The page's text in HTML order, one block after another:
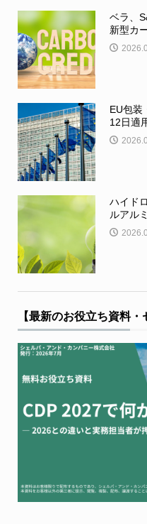
ベラ、
新型カー
EU包装
12日適
ハイド
ルアル
【最新のお役立ち資料・